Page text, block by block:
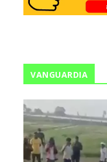
VANGUARDIA